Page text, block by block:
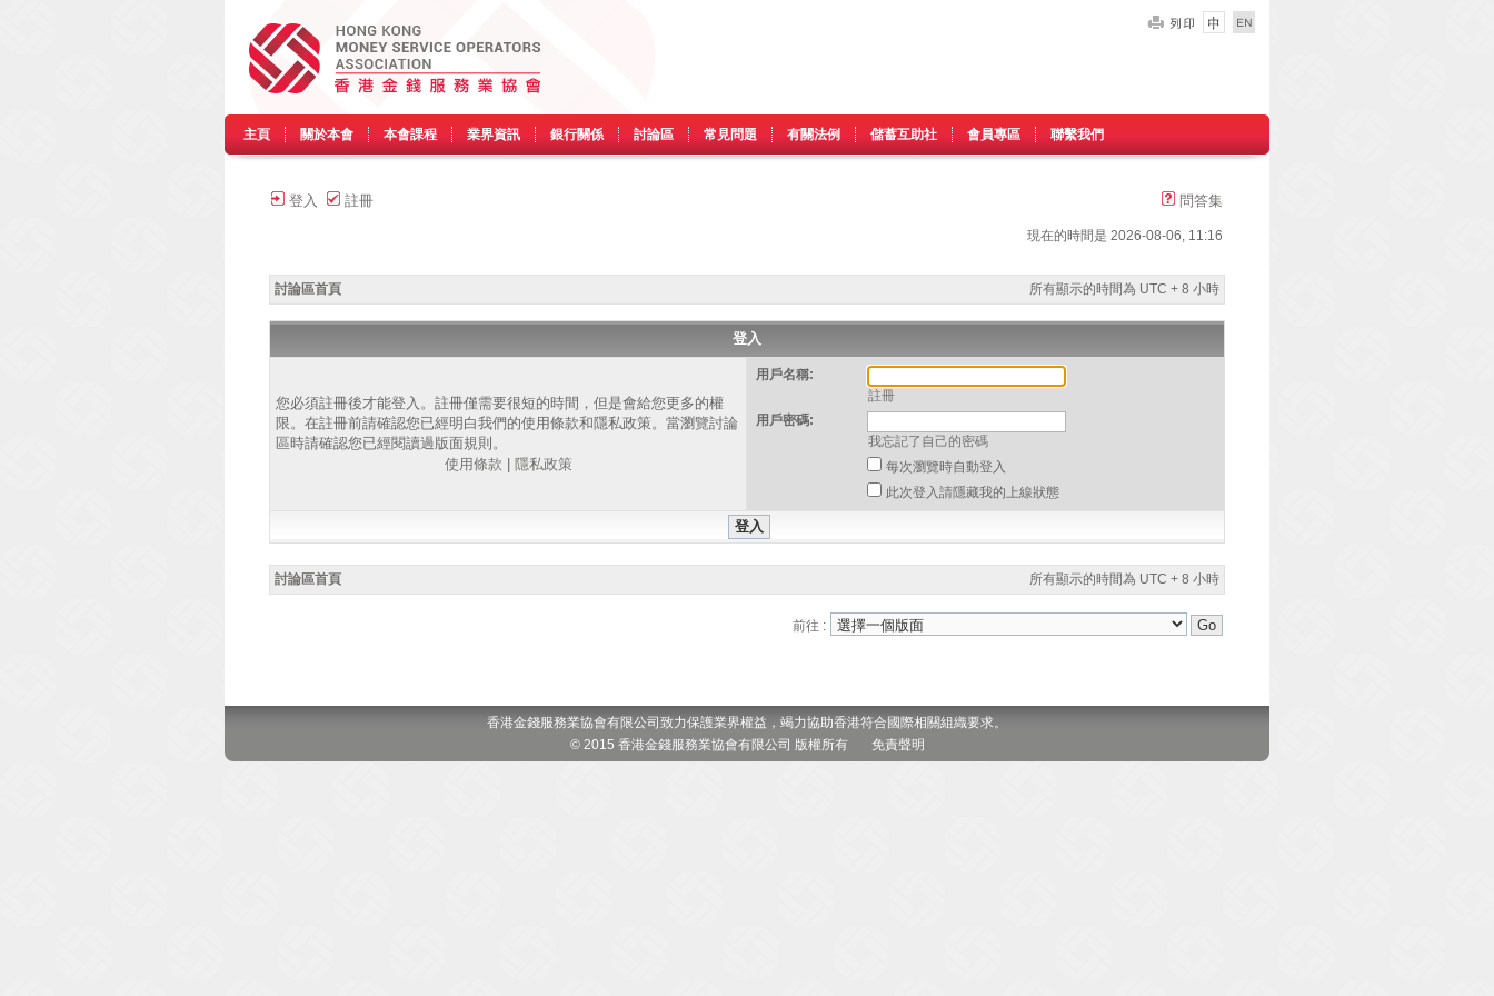
主頁 關於本會 本會課程 業界資訊 銀行關係 討論區 常見問題 有關法例 儲蓄互助社 會員專區 聯繫我們
登入 註冊 問答集
現在的時間是 2026-08-06, 11:16
討論區首頁 所有顯示的時間為 UTC + 8 小時
登入
您必須註冊後才能登入。註冊僅需要很短的時間，但是會給您更多的權
限。在註冊前請確認您已經明白我們的使用條款和隱私政策。當瀏覽討論
區時請確認您已經閱讀過版面規則。
使用條款
隱私政策
用戶名稱:
註冊
用戶密碼:
我忘記了自己的密碼
每次瀏覽時自動登入
此次登入請隱藏我的上線狀態
討論區首頁 所有顯示的時間為 UTC + 8 小時
前往 :
香港金錢服務業協會有限公司致力保護業界權益，竭力協助香港符合國際相關組織要求。
© 2015 香港金錢服務業協會有限公司 版權所有 免責聲明